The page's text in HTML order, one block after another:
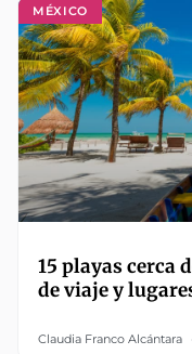
MÉXICO
15 playas cerca
de viaje y
Claudia Franco Alcántara